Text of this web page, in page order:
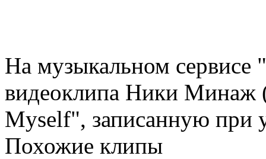
На музыкальном сервисе
видеоклипа Ники
Myself", записанную при
Похожие клипы